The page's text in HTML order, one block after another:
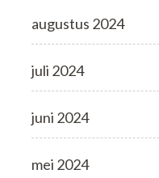
augustus 2024
juli 2024
juni 2024
mei 2024